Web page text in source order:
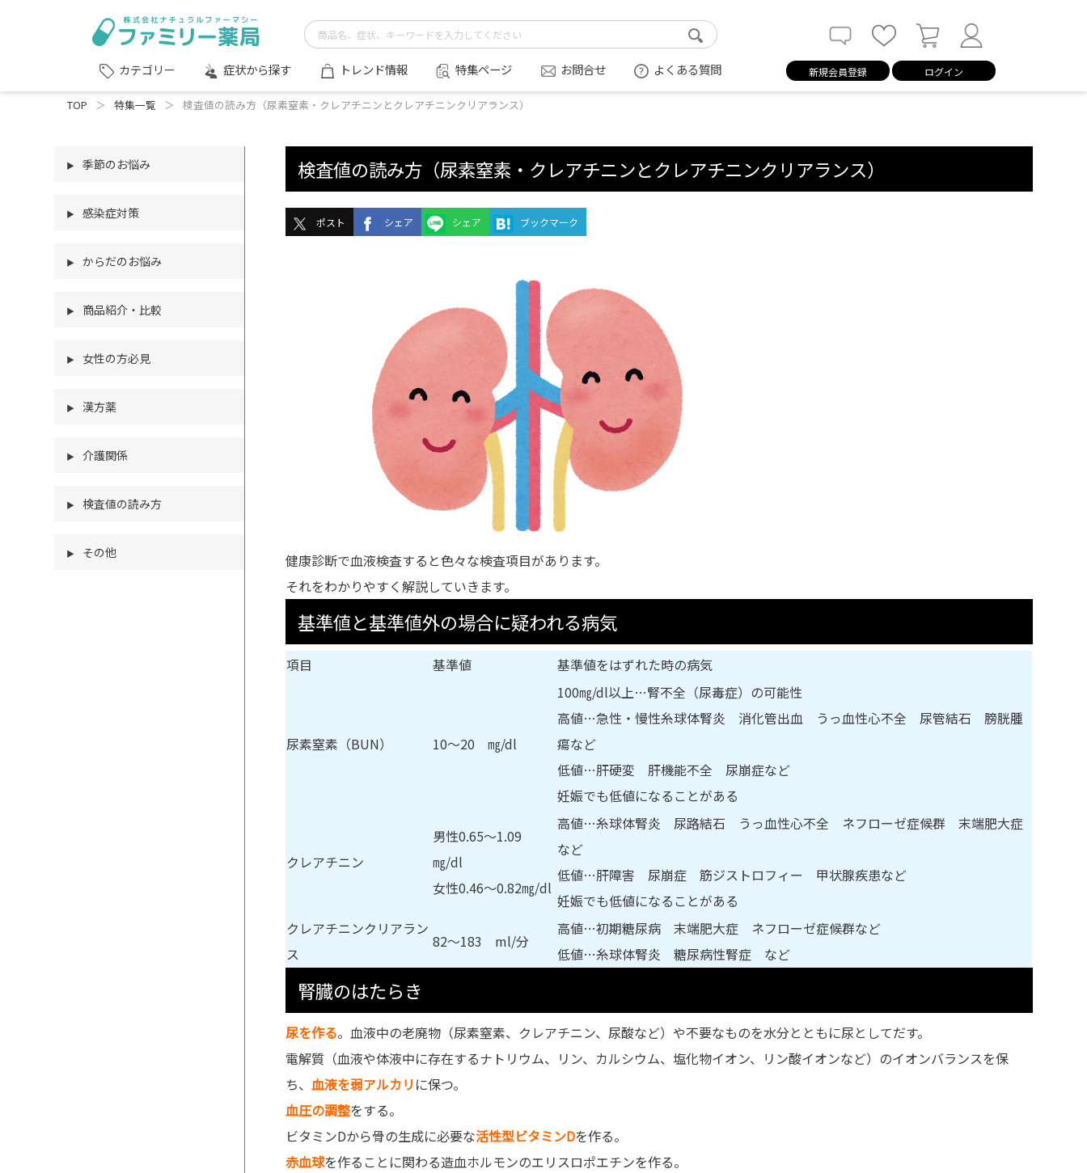
カテゴリー 症状から探す トレンド情報 特集ページ お問合せ よくある質問 新規会員登録 ログイン
TOP ＞ 特集一覧 ＞ 検査値の読み方（尿素窒素・クレアチニンとクレアチニンクリアランス）
▶ 季節のお悩み
▶ 感染症対策
▶ からだのお悩み
▶ 商品紹介・比較
▶ 女性の方必見
▶ 漢方薬
▶ 介護関係
▶ 検査値の読み方
▶ その他
検査値の読み方（尿素窒素・クレアチニンとクレアチニンクリアランス）
ポスト シェア シェア ブックマーク
健康診断で血液検査すると色々な検査項目があります。
それをわかりやすく解説していきます。
基準値と基準値外の場合に疑われる病気
項目 基準値 基準値をはずれた時の病気
尿素窒素（BUN） 10～20 ㎎/dl
100㎎/dl以上…腎不全（尿毒症）の可能性
高値…急性・慢性糸球体腎炎 消化管出血 うっ血性心不全 尿管結石 膀胱腫
瘍など
低値…肝硬変 肝機能不全 尿崩症など
妊娠でも低値になることがある
クレアチニン
男性0.65～1.09
㎎/dl
女性0.46～0.82㎎/dl
高値…糸球体腎炎 尿路結石 うっ血性心不全 ネフローゼ症候群 末端肥大症
など
低値…肝障害 尿崩症 筋ジストロフィー 甲状腺疾患など
妊娠でも低値になることがある
クレアチニンクリアラン
ス
82～183 ml/分
高値…初期糖尿病 末端肥大症 ネフローゼ症候群など
低値…糸球体腎炎 糖尿病性腎症 など
腎臓のはたらき
尿を作る。血液中の老廃物（尿素窒素、クレアチニン、尿酸など）や不要なものを水分とともに尿としてだす。
電解質（血液や体液中に存在するナトリウム、リン、カルシウム、塩化物イオン、リン酸イオンなど）のイオンバランスを保
ち、血液を弱アルカリに保つ。
血圧の調整をする。
ビタミンDから骨の生成に必要な活性型ビタミンDを作る。
赤血球を作ることに関わる造血ホルモンのエリスロポエチンを作る。